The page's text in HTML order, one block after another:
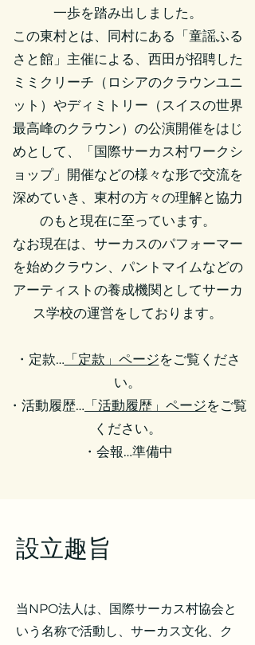
一歩を踏み出しました。
この東村とは、同村にある「童謡ふる
さと館」主催による、西田が招聘した
ミミクリーチ（ロシアのクラウンユニ
ット）やディミトリー（スイスの世界
最高峰のクラウン）の公演開催をはじ
めとして、「国際サーカス村ワークシ
ョップ」開催などの様々な形で交流を
深めていき、東村の方々の理解と協力
のもと現在に至っています。
なお現在は、サーカスのパフォーマー
を始めクラウン、パントマイムなどの
アーティストの養成機関としてサーカ
ス学校の運営をしております。
・定款… 「定款」ページをご覧くださ
い。
・活動履歴… 「活動履歴」ページをご覧
ください。
・会報…準備中
​設立趣旨
当NPO法人は、国際サーカス村協会と
いう名称で活動し、サーカス文化、ク